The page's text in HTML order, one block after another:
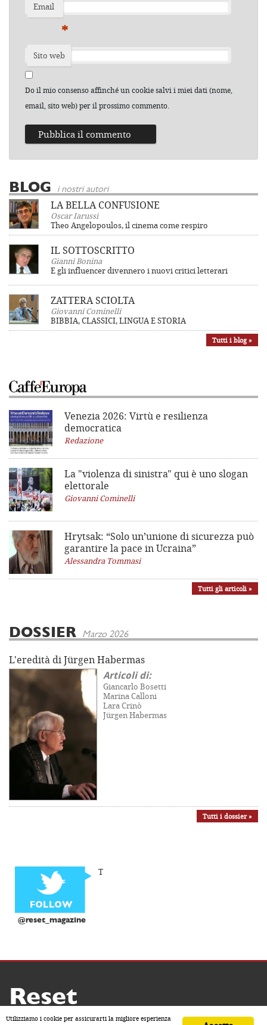
Email
*
Sito web
Do il mio consenso affinché un cookie salvi i miei dati (nome,
email, sito web) per il prossimo commento.
BLOG i nostri autori
LA BELLA CONFUSIONE
Oscar Iarussi
Theo Angelopoulos, il cinema come respiro
IL SOTTOSCRITTO
Gianni Bonina
E gli influencer divennero i nuovi critici letterari
ZATTERA SCIOLTA
Giovanni Cominelli
BIBBIA, CLASSICI, LINGUA E STORIA
Tutti i blog »
Venezia 2026: Virtù e resilienza
democratica
Redazione
La "violenza di sinistra" qui è uno slogan
elettorale
Giovanni Cominelli
Hrytsak: “Solo un’unione di sicurezza può
garantire la pace in Ucraina”
Alessandra Tommasi
Tutti gli articoli »
DOSSIER Marzo 2026
L'eredità di Jürgen Habermas
Articoli di:
Giancarlo Bosetti
Marina Calloni
Lara Crinò
Jürgen Habermas
Tutti i dossier »
@reset_magazine
T
Reset
Utilizziamo i cookie per assicurarti la migliore esperienza